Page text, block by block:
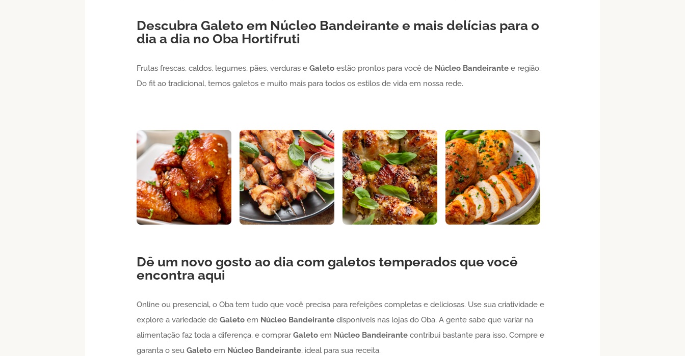
Descubra Galeto em Núcleo Bandeirante e mais delícias para o
dia a dia no Oba Hortifruti
Frutas frescas, caldos, legumes, pães, verduras e Galetoestão prontos para você de Núcleo Bandeirantee região.
Do fit ao tradicional, temos galetos e muito mais para todos os estilos de vida em nossa rede.
Dê um novo gosto ao dia com galetos temperados que você
encontra aqui
Online ou presencial, o Oba tem tudo que você precisa para refeições completas e deliciosas. Use sua criatividade e
explore a variedade de Galetoem Núcleo Bandeirantedisponíveis nas lojas do Oba. A gente sabe que variar na
alimentação faz toda a diferença, e comprarGaletoem Núcleo Bandeirantecontribui bastante para isso. Compre e
garanta o seu Galetoem Núcleo Bandeirante, ideal para sua receita.